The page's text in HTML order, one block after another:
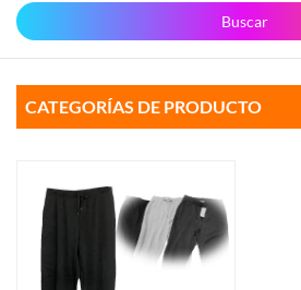
Buscar
CATEGORÍAS DE PRODUCTO